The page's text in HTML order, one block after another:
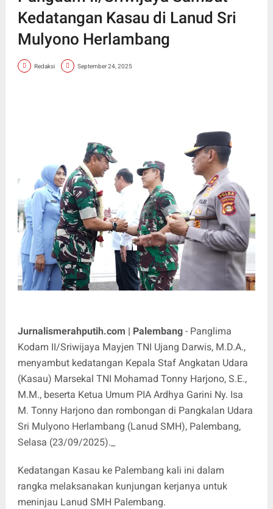
Kedatangan Kasau di Lanud Sri
Mulyono Herlambang
Redaksi September 24, 2025
Jurnalismerahputih.com | Palembang- Panglima
Kodam II/Sriwijaya Mayjen TNI Ujang Darwis, M.D.A.,
menyambut kedatangan Kepala Staf Angkatan Udara
(Kasau) Marsekal TNI Mohamad Tonny Harjono, S.E.,
M.M., beserta Ketua Umum PIA Ardhya Garini Ny. Isa
M. Tonny Harjono dan rombongan di Pangkalan Udara
Sri Mulyono Herlambang (Lanud SMH), Palembang,
Selasa (23/09/2025)._
Kedatangan Kasau ke Palembang kali ini dalam
rangka melaksanakan kunjungan kerjanya untuk
meninjau Lanud SMH Palembang.